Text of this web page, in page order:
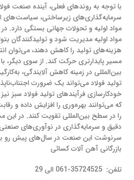
با توجه به روندهای فعلی، آینده صنعت
سرمایه‌گذاری‌های زیرساختی، سیاست‌های
مواد اولیه و تحولات جهانی بستگی دارد.
مواد اولیه مدیریت شود و تولیدکنندگان
هزینه‌های تولید را کاهش دهند، می‌توان
مسیر پایدارتری حرکت کند. از سوی دیگر،
بین‌المللی در زمینه کاهش آلایندگی،
تولید فولاد می‌تواند یک ضرورت
خودکارسازی فرآیندهای تولید فولاد سبز
که می‌توانند بهره‌وری را افزایش داده و
را در سطح بین‌المللی تقویت کنند. در
دقیق و سرمایه‌گذاری در نوآوری‌های
سرنوشت این صنعت در سال‌های پیش رو
بازرگانی آهن آلات کسائی
تلفن: 35724525-061 الی 29